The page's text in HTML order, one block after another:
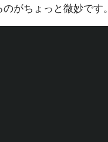
がちょっと微妙です。